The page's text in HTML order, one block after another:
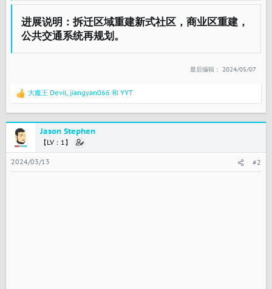
第五阶段：城市美化计划，???K居民。
进展说明：拆迁区域重建新式社区，商业区重建，
公共交通系统再规划。​
最后编辑： 2024/05/07
反
：
大魔王 Devil, jiangyan066 和 YYT
Jason Stephen
【LV：1】
2024/03/13 #2